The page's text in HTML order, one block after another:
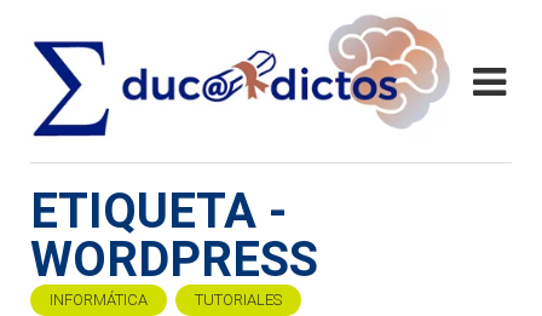
ETIQUETA -
WORDPRESS
INFORMÁTICA TUTORIALES